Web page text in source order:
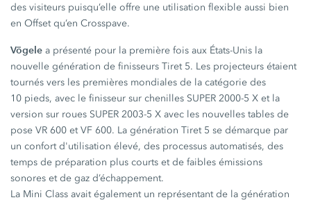
des visiteurs puisqu’elle offre une utilisation flexible aussi bien
en Offset qu’en Crosspave.
Vögele a présenté pour la première fois aux États-Unis la
nouvelle génération de finisseurs Tiret 5. Les projecteurs étaient
tournés vers les premières mondiales de la catégorie des
10 pieds, avec le finisseur sur chenilles SUPER 2000-5 X et la
version sur roues SUPER 2003-5 X avec les nouvelles tables de
pose VR 600 et VF 600. La génération Tiret 5 se démarque par
un confort d'utilisation élevé, des processus automatisés, des
temps de préparation plus courts et de faibles émissions
sonores et de gaz d’échappement.
La Mini Class avait également un représentant de la génération